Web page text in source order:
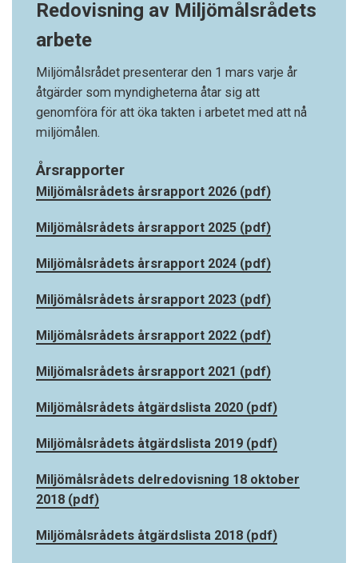
Redovisning av Miljömålsrådets
arbete
Miljömålsrådet presenterar den 1 mars varje år
åtgärder som myndigheterna åtar sig att
genomföra för att öka takten i arbetet med att nå
miljömålen.
Årsrapporter
Miljömålsrådets årsrapport 2026 (pdf)
Miljömålsrådets årsrapport 2025 (pdf)
Miljömålsrådets årsrapport 2024 (pdf)
Miljömålsrådets årsrapport 2023 (pdf)
Miljömålsrådets årsrapport 2022 (pdf)
Miljömalsrådets årsrapport 2021 (pdf)
Miljömålsrådets åtgärdslista 2020 (pdf)
Miljömålsrådets åtgärdslista 2019 (pdf)
Miljömålsrådets delredovisning 18 oktober
2018 (pdf)
Miljömålsrådets åtgärdslista 2018 (pdf)